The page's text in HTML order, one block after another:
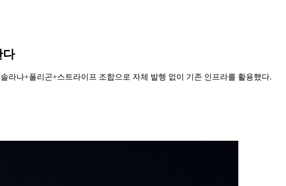
다
라나+폴리곤+스트라이프 조합으로 자체 발행 없이 기존 인프라를 활용했다.